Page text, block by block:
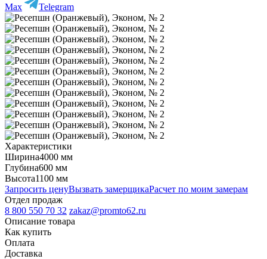
Max Telegram
Характеристики
Ширина4000 мм
Глубина600 мм
Высота1100 мм
Запросить ценуВызвать замерщикаРасчет по моим замерам
Отдел продаж
8 800 550 70 32 zakaz@promto62.ru
Описание товара
Как купить
Оплата
Доставка